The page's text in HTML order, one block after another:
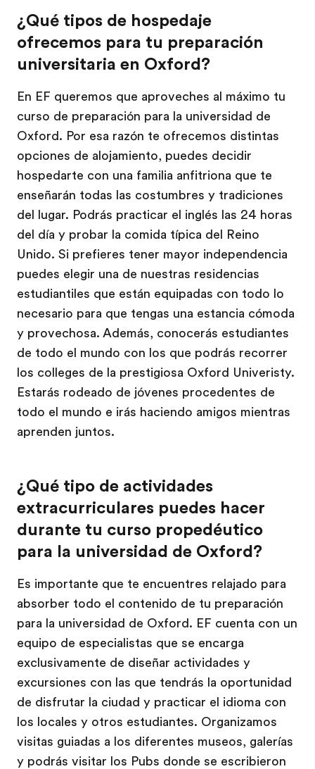
¿Qué tipos de hospedaje
ofrecemos para tu preparación
universitaria en Oxford?
En EF queremos que aproveches al máximo tu
curso de preparación para la universidad de
Oxford. Por esa razón te ofrecemos distintas
opciones de alojamiento, puedes decidir
hospedarte con una familia anfitriona que te
enseñarán todas las costumbres y tradiciones
del lugar. Podrás practicar el inglés las 24 horas
del día y probar la comida típica del Reino
Unido. Si prefieres tener mayor independencia
puedes elegir una de nuestras residencias
estudiantiles que están equipadas con todo lo
necesario para que tengas una estancia cómoda
y provechosa. Además, conocerás estudiantes
de todo el mundo con los que podrás recorrer
los colleges de la prestigiosa Oxford Univeristy.
Estarás rodeado de jóvenes procedentes de
todo el mundo e irás haciendo amigos mientras
aprenden juntos.
¿Qué tipo de actividades
extracurriculares puedes hacer
durante tu curso propedéutico
para la universidad de Oxford?
Es importante que te encuentres relajado para
absorber todo el contenido de tu preparación
para la universidad de Oxford. EF cuenta con un
equipo de especialistas que se encarga
exclusivamente de diseñar actividades y
excursiones con las que tendrás la oportunidad
de disfrutar la ciudad y practicar el idioma con
los locales y otros estudiantes. Organizamos
visitas guiadas a los diferentes museos, galerías
y podrás visitar los Pubs donde se escribieron